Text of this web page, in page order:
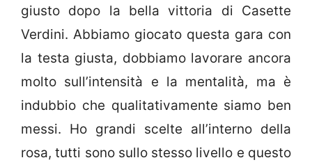
giusto dopo la bella vittoria di Casette
Verdini. Abbiamo giocato questa gara con
la testa giusta, dobbiamo lavorare ancora
molto sull’intensità e la mentalità, ma è
indubbio che qualitativamente siamo ben
messi. Ho grandi scelte all’interno della
rosa, tutti sono sullo stesso livello e questo